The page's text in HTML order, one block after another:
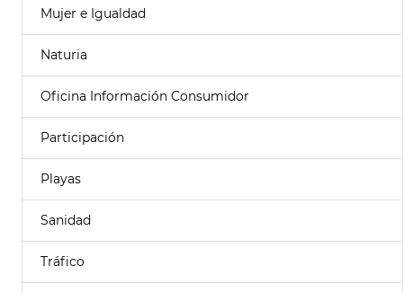
Mujer e Igualdad
Naturia
Oficina Información Consumidor
Participación
Playas
Sanidad
Tráfico